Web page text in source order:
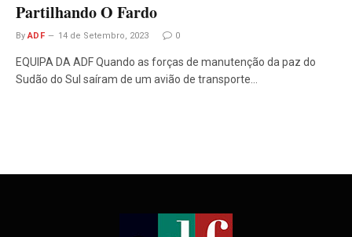
Partilhando O Fardo
By ADF 14 de Setembro, 2023 0
EQUIPA DA ADF Quando as forças de manutenção da paz do
Sudão do Sul saíram de um avião de transporte…